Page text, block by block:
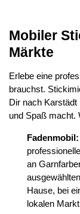
Mobiler
Märkte
Erlebe eine
brauchst.
Dir nach
und Spaß macht.
Fadenmobil:
an
Hause, bei
lokalen